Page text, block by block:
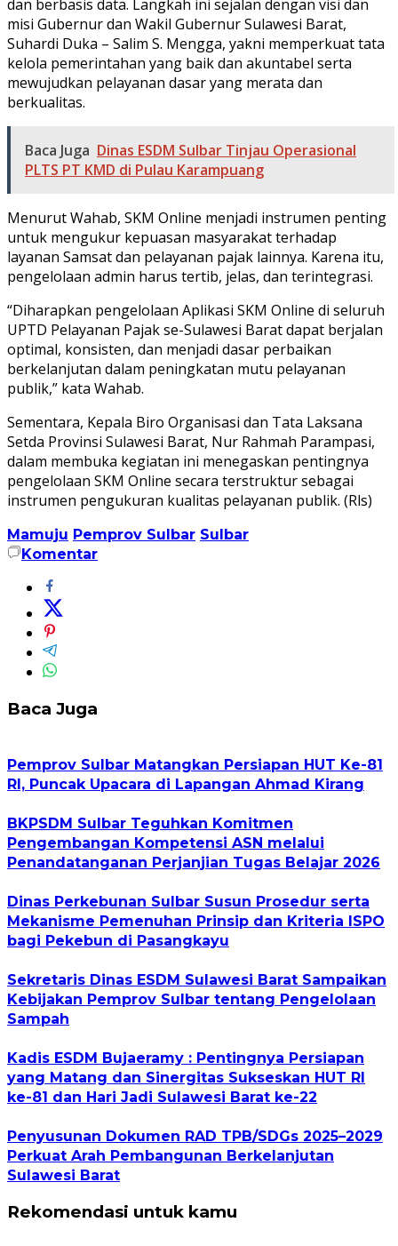
dan berbasis data. Langkah ini sejalan dengan visi dan
misi Gubernur dan Wakil Gubernur Sulawesi Barat,
Suhardi Duka – Salim S. Mengga, yakni memperkuat tata
kelola pemerintahan yang baik dan akuntabel serta
mewujudkan pelayanan dasar yang merata dan
berkualitas.
Baca Juga Dinas ESDM Sulbar Tinjau Operasional
PLTS PT KMD di Pulau Karampuang
Menurut Wahab, SKM Online menjadi instrumen penting
untuk mengukur kepuasan masyarakat terhadap
layanan Samsat dan pelayanan pajak lainnya. Karena itu,
pengelolaan admin harus tertib, jelas, dan terintegrasi.
“Diharapkan pengelolaan Aplikasi SKM Online di seluruh
UPTD Pelayanan Pajak se-Sulawesi Barat dapat berjalan
optimal, konsisten, dan menjadi dasar perbaikan
berkelanjutan dalam peningkatan mutu pelayanan
publik,” kata Wahab.
Sementara, Kepala Biro Organisasi dan Tata Laksana
Setda Provinsi Sulawesi Barat, Nur Rahmah Parampasi,
dalam membuka kegiatan ini menegaskan pentingnya
pengelolaan SKM Online secara terstruktur sebagai
instrumen pengukuran kualitas pelayanan publik. (Rls)
Mamuju Pemprov Sulbar Sulbar
Komentar
Baca Juga
Pemprov Sulbar Matangkan Persiapan HUT Ke-81
RI, Puncak Upacara di Lapangan Ahmad Kirang
BKPSDM Sulbar Teguhkan Komitmen
Pengembangan Kompetensi ASN melalui
Penandatanganan Perjanjian Tugas Belajar 2026
Dinas Perkebunan Sulbar Susun Prosedur serta
Mekanisme Pemenuhan Prinsip dan Kriteria ISPO
bagi Pekebun di Pasangkayu
Sekretaris Dinas ESDM Sulawesi Barat Sampaikan
Kebijakan Pemprov Sulbar tentang Pengelolaan
Sampah
Kadis ESDM Bujaeramy : Pentingnya Persiapan
yang Matang dan Sinergitas Sukseskan HUT RI
ke-81 dan Hari Jadi Sulawesi Barat ke-22
Penyusunan Dokumen RAD TPB/SDGs 2025–2029
Perkuat Arah Pembangunan Berkelanjutan
Sulawesi Barat
Rekomendasi untuk kamu